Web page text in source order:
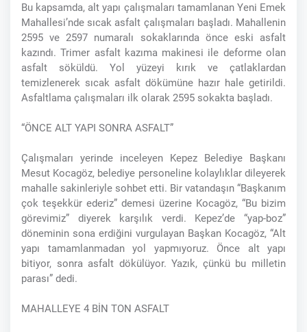
Bu kapsamda, alt yapı çalışmaları tamamlanan Yeni Emek
Mahallesi’nde sıcak asfalt çalışmaları başladı. Mahallenin
2595 ve 2597 numaralı sokaklarında önce eski asfalt
kazındı. Trimer asfalt kazıma makinesi ile deforme olan
asfalt söküldü. Yol yüzeyi kırık ve çatlaklardan
temizlenerek sıcak asfalt dökümüne hazır hale getirildi.
Asfaltlama çalışmaları ilk olarak 2595 sokakta başladı.
“ÖNCE ALT YAPI SONRA ASFALT”
Çalışmaları yerinde inceleyen Kepez Belediye Başkanı
Mesut Kocagöz, belediye personeline kolaylıklar dileyerek
mahalle sakinleriyle sohbet etti. Bir vatandaşın “Başkanım
çok teşekkür ederiz” demesi üzerine Kocagöz, “Bu bizim
görevimiz” diyerek karşılık verdi. Kepez’de “yap-boz”
döneminin sona erdiğini vurgulayan Başkan Kocagöz, “Alt
yapı tamamlanmadan yol yapmıyoruz. Önce alt yapı
bitiyor, sonra asfalt dökülüyor. Yazık, çünkü bu milletin
parası” dedi.
MAHALLEYE 4 BİN TON ASFALT